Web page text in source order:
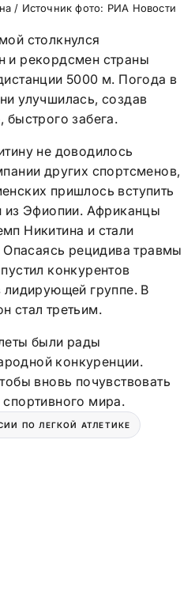
/ Источник фото: РИА Новости
столкнулся
и рекордсмен страны
5000 м. Погода в
улучшилась, создав
забега.
не доводилось
других спортсменов,
пришлось вступить
из Эфиопии. Африканцы
Никитина и стали
Опасаясь рецидива травмы
конкурентов
группе. В
стал третьим.
были рады
конкуренции.
вновь почувствовать
мира.
ПО ЛЕГКОЙ АТЛЕТИКЕ